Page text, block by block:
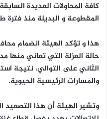
كافة المحاولات العديدة
المقطوعة و البديلة منذ فترة
هذا و تؤكد الهيئة انضمام
حالة العزلة التي تعاني منها
الثاني على التوالي، نتيجة
والمسارات الرئيسية الحيوية.
وتشير الهيئة أن هذا التصعيد